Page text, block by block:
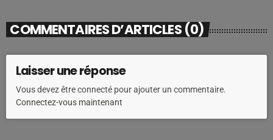
COMMENTAIRES D’ARTICLES (0)
Laisser une réponse
Vous devez être connecté pour ajouter un commentaire.
Connectez-vous maintenant